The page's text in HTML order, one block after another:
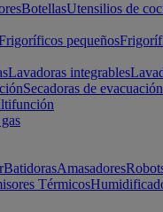
BotellasUtensilios de
pequeños
Lavadoras integrables
Secadoras de evacuación
BatidorasAmasadores
Térmicos